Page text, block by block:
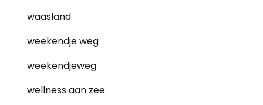
waasland
weekendje weg
weekendjeweg
wellness aan zee